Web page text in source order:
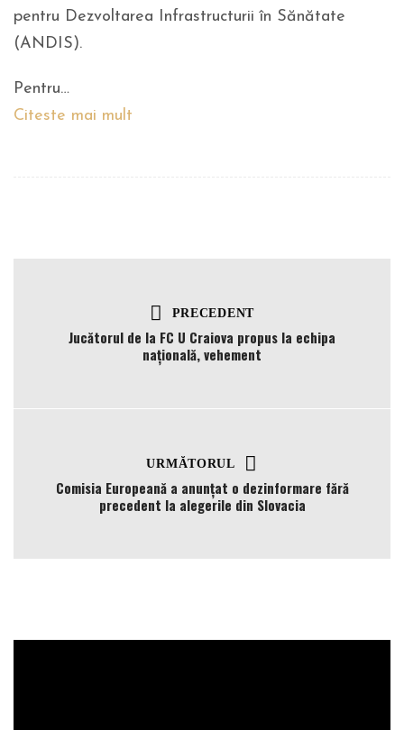
pentru Dezvoltarea Infrastructurii în Sănătate
(ANDIS).
Pentru…
Citeste mai mult
PRECEDENT
Jucătorul de la FC U Craiova propus la echipa
națională, vehement
URMĂTORUL
Comisia Europeană a anunțat o dezinformare fără
precedent la alegerile din Slovacia